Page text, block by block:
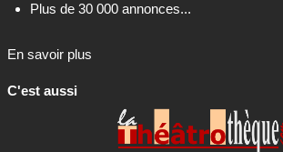
Plus de 30 000 annonces...
En savoir plus
C'est aussi